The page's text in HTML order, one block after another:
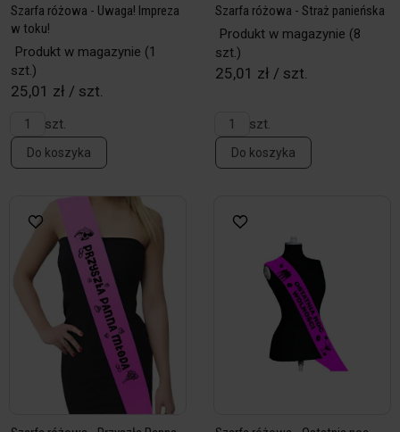
Szarfa różowa - Uwaga! Impreza
w toku!
Produkt w magazynie (1
szt.)
25,01 zł / szt.
szt.
Do koszyka
Szarfa różowa - Straż panieńska
Produkt w magazynie (8
szt.)
25,01 zł / szt.
szt.
Do koszyka